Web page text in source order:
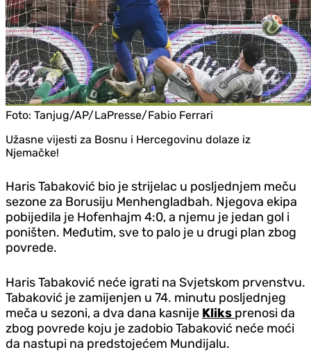
Foto: Tanjug/AP/LaPresse/Fabio Ferrari
Užasne vijesti za Bosnu i Hercegovinu dolaze iz
Njemačke!
Haris Tabaković bio je strijelac u posljednjem meču
sezone za Borusiju Menhengladbah. Njegova ekipa
pobijedila je Hofenhajm 4:0, a njemu je jedan gol i
poništen. Međutim, sve to palo je u drugi plan zbog
povrede.
Haris Tabaković neće igrati na Svjetskom prvenstvu.
Tabaković je zamijenjen u 74. minutu posljednjeg
meča u sezoni, a dva dana kasnije Kliks prenosi da
zbog povrede koju je zadobio Tabaković neće moći
da nastupi na predstojećem Mundijalu.